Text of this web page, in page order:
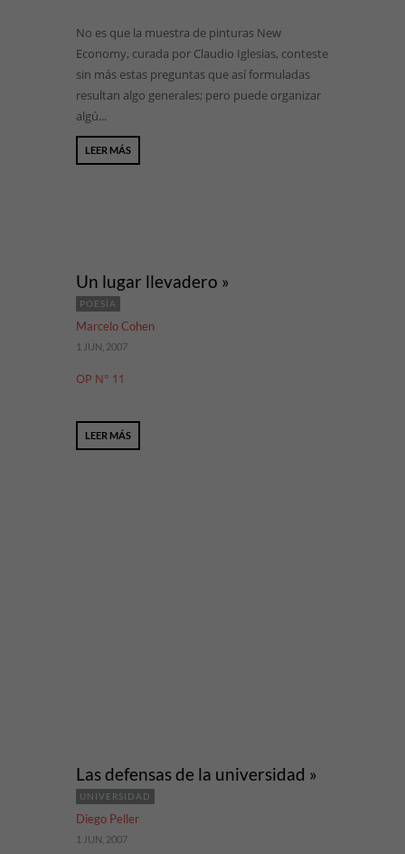
No es que la muestra de pinturas New
Economy, curada por Claudio Iglesias, conteste
sin más estas preguntas que así formuladas
resultan algo generales; pero puede organizar
algú...
LEER MÁS
Un lugar llevadero »
POESÍA
Marcelo Cohen
1 JUN, 2007
OP N° 11
LEER MÁS
Las defensas de la universidad »
UNIVERSIDAD
Diego Peller
1 JUN, 2007